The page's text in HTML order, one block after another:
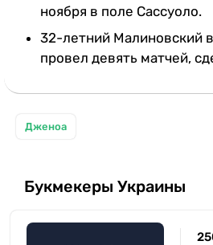
ноября в поле Сассуоло.
32-летний Малиновский
провел девять матчей,
Дженоа
Букмекеры Украины